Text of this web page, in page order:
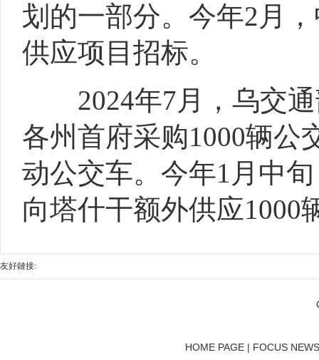
划的一部分。今年2月
供应项目招标。
2024年7月，乌交通
各州首府采购1000辆公
动公交车。今年1月中
向塔什干额外供应1000
友好鏈接:
HOME PAGE | FOCUS